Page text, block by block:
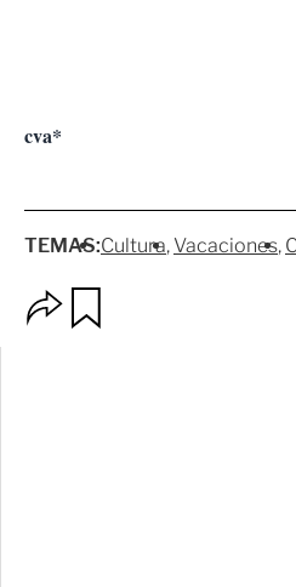
cva*
TEMAS:Cultura Vacaciones